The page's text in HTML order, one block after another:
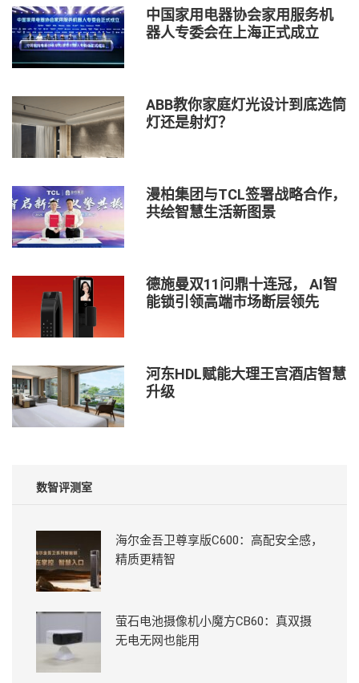
中国家用电器协会家用服务机
器人专委会在上海正式成立
ABB教你家庭灯光设计到底选筒
灯还是射灯？
漫柏集团与TCL签署战略合作，
共绘智慧生活新图景
德施曼双11问鼎十连冠， AI智
能锁引领高端市场断层领先
河东HDL赋能大理王宫酒店智慧
升级
数智评测室
海尔金吾卫尊享版C600：高配安全感，
精质更精智
萤石电池摄像机小魔方CB60：真双摄
无电无网也能用